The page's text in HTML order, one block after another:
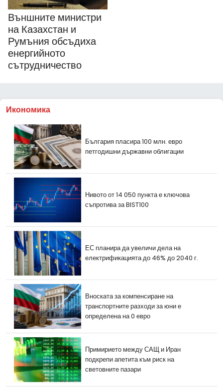
Външните министри
на Казахстан и
Румъния обсъдиха
енергийното
сътрудничество
Икономика
България пласира 100 млн. евро
петгодишни държавни облигации
Нивото от 14 050 пункта е ключова
съпротива за BIST100
ЕС планира да увеличи дела на
електрификацията до 46% до 2040 г.
Вноската за компенсиране на
транспортните разходи за юни е
определена на 0 евро
Примирието между САЩ и Иран
подкрепи апетита към риск на
световните пазари